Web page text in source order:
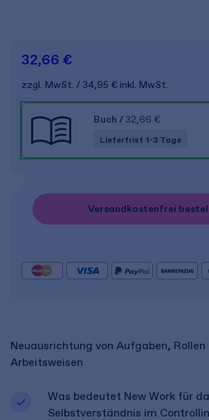
Neuausrichtung von Aufgaben, Rollen
Arbeitsweisen
Was bedeutet New Work für
Selbstverständnis im
32,66 €
zzgl. MwSt. 34,95 € inkl. MwSt.
Buch / 32,66 €
Lieferfrist 1-3 Tage
Versandkostenfrei